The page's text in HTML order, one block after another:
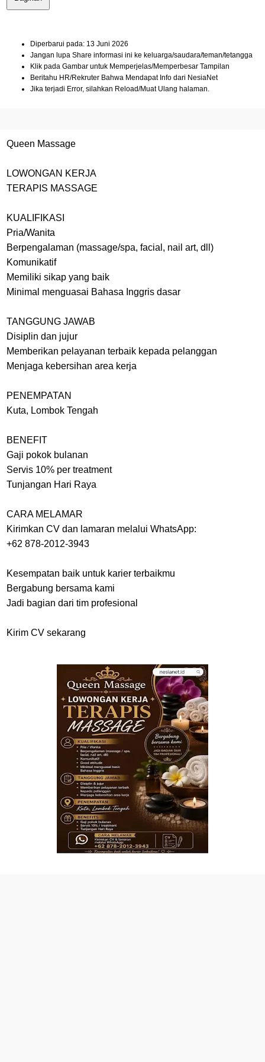
Diperbarui pada: 13 Juni 2026
Jangan lupa Share informasi ini ke keluarga/saudara/teman/tetangga
Klik pada Gambar untuk Memperjelas/Memperbesar Tampilan
Beritahu HR/Rekruter Bahwa Mendapat Info dari NesiaNet
Jika terjadi Error, silahkan Reload/Muat Ulang halaman.
Queen Massage
LOWONGAN KERJA
TERAPIS MASSAGE
KUALIFIKASI
Pria/Wanita
Berpengalaman (massage/spa, facial, nail art, dll)
Komunikatif
Memiliki sikap yang baik
Minimal menguasai Bahasa Inggris dasar
TANGGUNG JAWAB
Disiplin dan jujur
Memberikan pelayanan terbaik kepada pelanggan
Menjaga kebersihan area kerja
PENEMPATAN
Kuta, Lombok Tengah
BENEFIT
Gaji pokok bulanan
Servis 10% per treatment
Tunjangan Hari Raya
CARA MELAMAR
Kirimkan CV dan lamaran melalui WhatsApp:
+62 878-2012-3943
Kesempatan baik untuk karier terbaikmu
Bergabung bersama kami
Jadi bagian dari tim profesional
Kirim CV sekarang